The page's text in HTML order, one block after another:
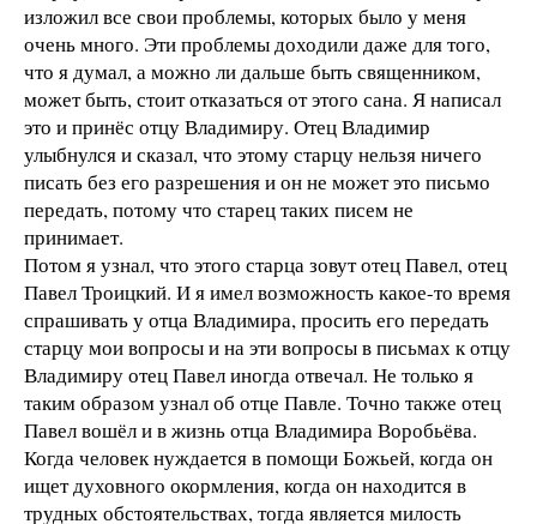
изложил все свои проблемы, которых было у меня
очень много. Эти проблемы доходили даже для того,
что я думал, а можно ли дальше быть священником,
может быть, стоит отказаться от этого сана. Я написал
это и принёс отцу Владимиру. Отец Владимир
улыбнулся и сказал, что этому старцу нельзя ничего
писать без его разрешения и он не может это письмо
передать, потому что старец таких писем не
принимает.
Потом я узнал, что этого старца зовут отец Павел, отец
Павел Троицкий. И я имел возможность какое-то время
спрашивать у отца Владимира, просить его передать
старцу мои вопросы и на эти вопросы в письмах к отцу
Владимиру отец Павел иногда отвечал. Не только я
таким образом узнал об отце Павле. Точно также отец
Павел вошёл и в жизнь отца Владимира Воробьёва.
Когда человек нуждается в помощи Божьей, когда он
ищет духовного окормления, когда он находится в
трудных обстоятельствах, тогда является милость